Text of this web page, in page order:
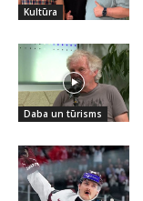
Kultūra
Daba un tūrisms